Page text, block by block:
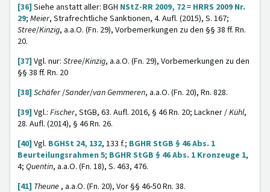
[36] Siehe anstatt aller: BGH NStZ-RR 2009, 72= HRRS 2009 Nr.
29; Meier, Strafrechtliche Sanktionen, 4. Aufl. (2015), S. 167;
Stree/Kinzig, a.a.O. (Fn. 29), Vorbemerkungen zu den §§ 38 ff. Rn.
20.
[37] Vgl. nur: Stree/Kinzig, a.a.O. (Fn. 29), Vorbemerkungen zu den
§§ 38 ff. Rn. 20
[38] Schäfer/Sander/van Gemmeren, a.a.O. (Fn. 20), Rn. 828.
[39] Vgl.: Fischer, StGB, 63. Aufl. 2016, § 46 Rn. 20; Lackner /Kühl,
28. Aufl. (2014), § 46 Rn. 26.
[40] Vgl. BGHSt 24, 132, 133 f.; BGHR StGB § 46 Abs. 1
Beurteilungsrahmen 5; BGHR StGB § 46 Abs. 1 Kronzeuge 1,
4; Quentin, a.a.O. (Fn. 18), S. 463, 476.
[41] Theune , a.a.O. (Fn. 20), Vor §§ 46-50 Rn. 38.